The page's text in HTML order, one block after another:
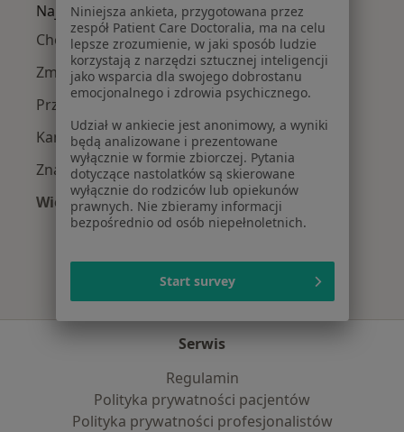
Najczęście leczone choroby
Choroby chirurgiczne w Lublinie
Zmiany skórne w Lublinie
Przepuklina w Lublinie
Kamica żółciowa w Lublinie
Znamiona w Lublinie
Więcej (15)
Więcej w kategorii: Najczęście leczone
Serwis
Regulamin
Polityka prywatności pacjentów
Polityka prywatności profesjonalistów
Niniejsza ankieta, przygotowana przez
zespół Patient Care Doctoralia, ma na celu
lepsze zrozumienie, w jaki sposób ludzie
korzystają z narzędzi sztucznej inteligencji
jako wsparcia dla swojego dobrostanu
emocjonalnego i zdrowia psychicznego.
Udział w ankiecie jest anonimowy, a wyniki
będą analizowane i prezentowane
wyłącznie w formie zbiorczej. Pytania
dotyczące nastolatków są skierowane
wyłącznie do rodziców lub opiekunów
prawnych. Nie zbieramy informacji
bezpośrednio od osób niepełnoletnich.
Start survey